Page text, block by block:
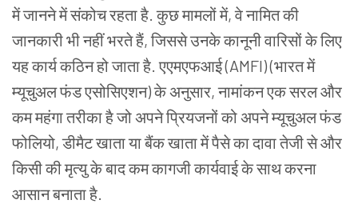
मेंजाननेमेंसंकोचरहताहै. कुछमामलोंमें, वेनामितकी
जानकारीभीनहींभरतेहैं, जिससेउनकेकानूनीवारिसोंकेलिए
यहकार्यकठिनहोजाताहै. एएमएफआई(AMFI) (भारतमें
म्यूचुअलफंडएसोसिएशन) केअनुसार, नामांकनएकसरलऔर
कममहंगातरीकाहैजोअपनेप्रियजनोंकोअपनेम्यूचुअलफंड
फोलियो, डीमैटखातायाबैंकखातामेंपैसेकादावातेजीसेऔर
किसीकीमृत्युकेबादकमकागजीकार्यवाईकेसाथकरना
आसानबनाताहै.